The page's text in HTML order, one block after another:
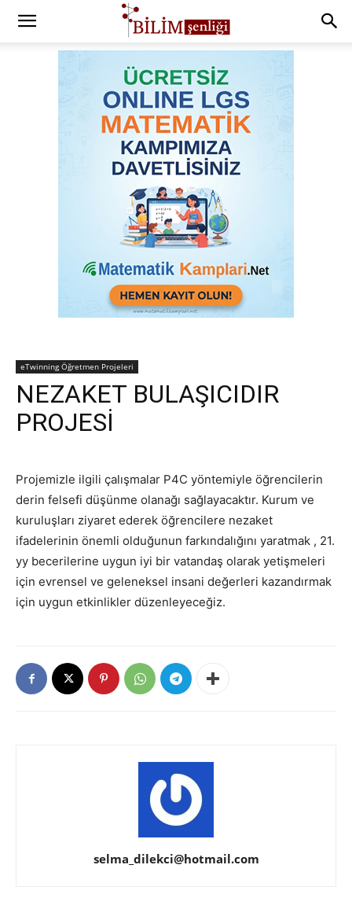
eTwinning Öğretmen Projeleri
NEZAKET BULAŞICIDIR
PROJESİ
Projemizle ilgili çalışmalar P4C yöntemiyle öğrencilerin
derin felsefi düşünme olanağı sağlayacaktır. Kurum ve
kuruluşları ziyaret ederek öğrencilere nezaket
ifadelerinin önemli olduğunun farkındalığını yaratmak , 21.
yy becerilerine uygun iyi bir vatandaş olarak yetişmeleri
için evrensel ve geleneksel insani değerleri kazandırmak
için uygun etkinlikler düzenleyeceğiz.
selma_dilekci@hotmail.com